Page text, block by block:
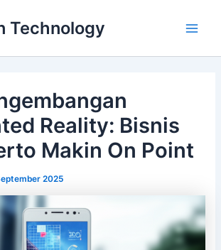
Technology
Reality: Bisnis
Makin On Point
2025